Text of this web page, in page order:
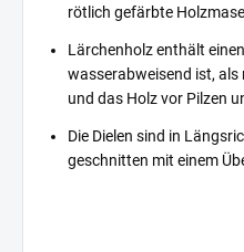
rötlich gefärbte
Lärchenholz enthält
wasserabweisend ist,
und das Holz vor Pilzen
Die Dielen sind in
geschnitten mit einem